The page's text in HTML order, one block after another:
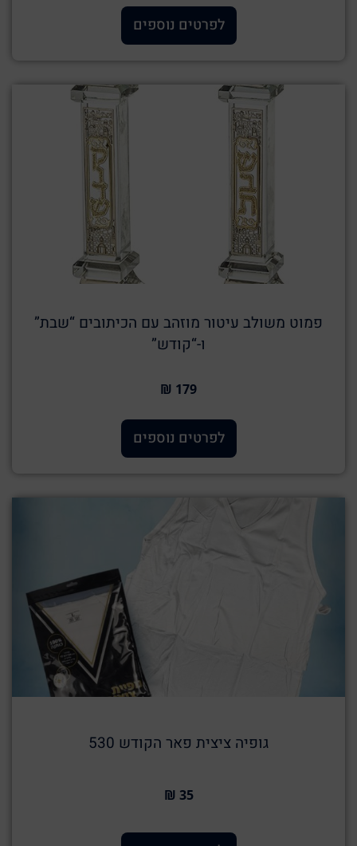
לפרטים נוספים
פמוט משולב עיטור מוזהב עם הכיתובים “שבת”
ו-“קודש”
179 ₪
לפרטים נוספים
גופיה ציצית פאר הקודש 530
35 ₪